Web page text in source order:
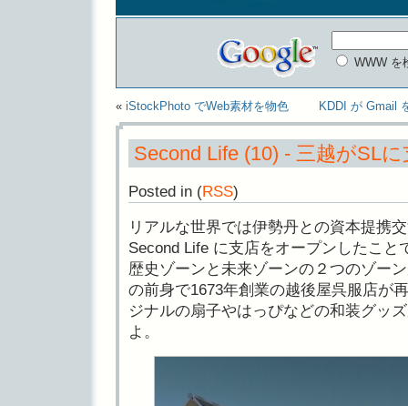
WWW を
« iStockPhoto でWeb素材を物色 KDDI が Gmail
Second Life (10) - 三越がSL
Posted in (RSS)
リアルな世界では伊勢丹との資本提携
Second Life に支店をオープンしたこと
歴史ゾーンと未来ゾーンの２つのゾー
の前身で1673年創業の越後屋呉服店が
ジナルの扇子やはっぴなどの和装グッ
よ。